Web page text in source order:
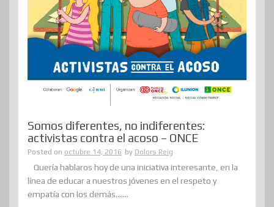
Somos diferentes, no indiferentes:
activistas contra el acoso – ONCE
Posted on octubre 14, 2016 by Dolors Reig
Quería hablaros hoy de una iniciativa interesante, en la
línea de educar a nuestros jóvenes en el respeto y
empatía con los demás.......